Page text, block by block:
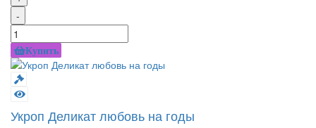
-
Купить
Укроп Деликат любовь на годы